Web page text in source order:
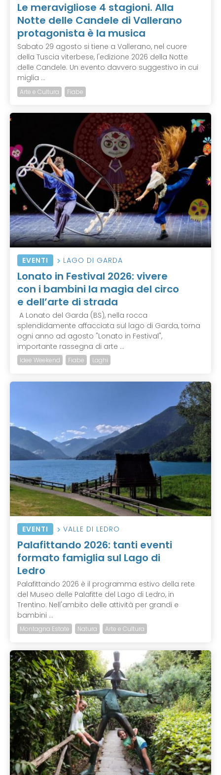
Le meravigliose 4 stagioni. Alla
Notte delle Candele di Vallerano
protagonista è la musica
Sabato 29 agosto si tiene a Vallerano, nel cuore
della Tuscia viterbese, l'edizione 2026 della Notte
delle Candele. Un evento davvero suggestivo in cui
miglia ...
Arte e Cultura Fiabe
EVENTI LAGO DI GARDA
Lonato in Festival 2026: vivere
con i bambini la magia del circo
e dell’arte di strada
A Lonato del Garda (BS), nella rocca
splendidamente affacciata sul lago di Garda, torna
ogni anno ad agosto "Lonato in Festival",
importante rassegna di arte ...
Idee Weekend Fiabe Laghi
EVENTI VALLE DI LEDRO
Palafittando 2026: tanti eventi
formato famiglia sul Lago di
Ledro
Palafittando 2026 è il programma estivo della rete
del Museo delle Palafitte del Lago di Ledro, in
Trentino. Nell'ambito delle attività per grandi e
bambini ...
Montagna Estate Natura Arte e Cultura